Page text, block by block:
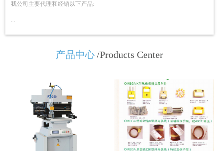
我公司主要代理和经销以下产品:
...
产品中心/Products Center